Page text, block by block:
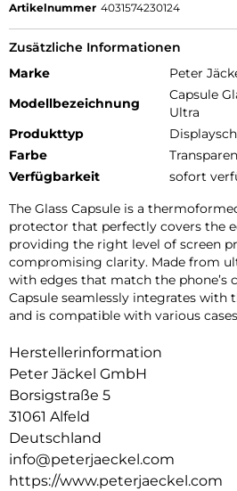
Artikelnummer 4031574230124
Zusätzliche Informationen
Marke
Peter
Modellbezeichnung
Capsule
Ultra
Produkttyp
Farbe
Verfügbarkeit
sofort
The Glass Capsule is a
protector that perfectly covers the
providing the right level of screen
compromising clarity. Made from
with edges that match the phone’s
Capsule seamlessly integrates with
and is compatible with various
Herstellerinformation
Peter Jäckel GmbH
Borsigstraße 5
31061 Alfeld
Deutschland
info@peterjaeckel.com
https://www.peterjaeckel.com